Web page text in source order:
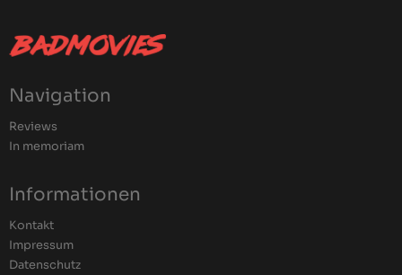
Navigation
Reviews
In memoriam
Informationen
Kontakt
Impressum
Datenschutz